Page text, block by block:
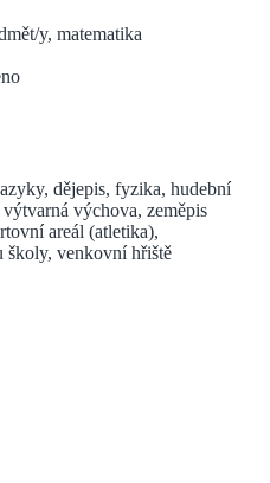
y, matematika
dějepis, fyzika, hudební
výchova, zeměpis
areál (atletika),
školy, venkovní hřiště